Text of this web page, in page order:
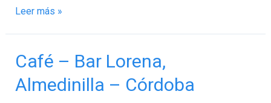
Leer más »
Café – Bar Lorena,
Almedinilla – Córdoba
Café
–
Bar